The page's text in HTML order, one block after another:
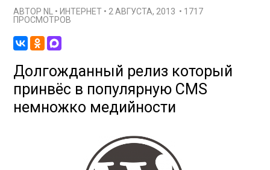
АВТОР NL • ИНТЕРНЕТ • 2 АВГУСТА, 2013 • 1717
ПРОСМОТРОВ
Долгожданный релиз который
принвёс в популярную CMS
немножко медийности